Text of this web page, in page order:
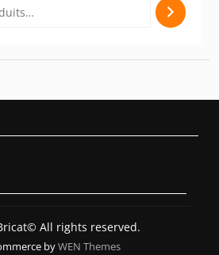
All rights reserved.
byWEN Themes